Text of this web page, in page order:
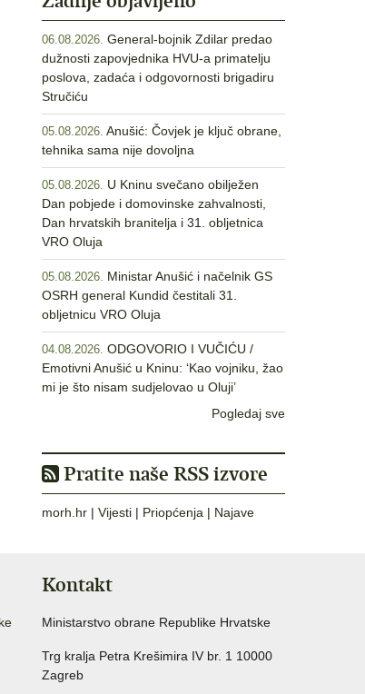
06.08.2026. General-bojnik Zdilar predao
dužnosti zapovjednika HVU-a primatelju
poslova, zadaća i odgovornosti brigadiru
Stručiću
05.08.2026. Anušić: Čovjek je ključ obrane,
tehnika sama nije dovoljna
05.08.2026. U Kninu svečano obilježen
Dan pobjede i domovinske zahvalnosti,
Dan hrvatskih branitelja i 31. obljetnica
VRO Oluja
05.08.2026. Ministar Anušić i načelnik GS
OSRH general Kundid čestitali 31.
obljetnicu VRO Oluja
04.08.2026. ODGOVORIO I VUČIĆU /
Emotivni Anušić u Kninu: ‘Kao vojniku, žao
mi je što nisam sudjelovao u Oluji’
Pogledaj sve
Pratite naše RSS izvore
morh.hr | Vijesti | Priopćenja | Najave
Kontakt
Ministarstvo obrane Republike Hrvatske
Trg kralja Petra Krešimira IV br. 1 10000
Zagreb